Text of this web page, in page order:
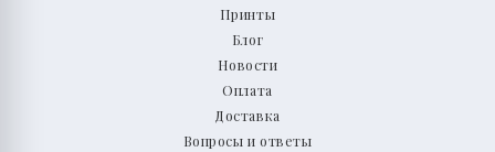
Принты
Блог
Новости
Оплата
Доставка
Вопросы и ответы